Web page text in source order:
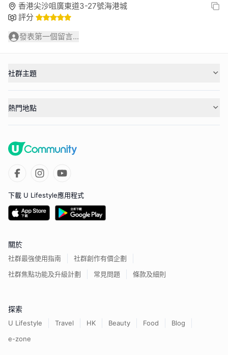
香港尖沙咀廣東道3-27號海港城
評分
發表第一個留言...
社群主題
熱門地點
下載 U Lifestyle應用程式
關於
社群最強使用指南
社群創作有價企劃
社群焦點功能及升級計劃
常見問題 條款及細則
探索
U Lifestyle Travel HK Beauty Food
Blog
e-zone